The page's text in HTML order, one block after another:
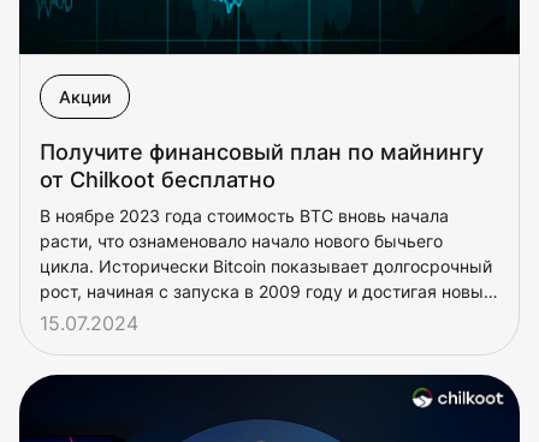
Акции
Получите финансовый план по майнингу
от Chilkoot бесплатно
В ноябре 2023 года стоимость BTC вновь начала
расти, что ознаменовало начало нового бычьего
цикла. Исторически Bitcoin показывает долгосрочный
рост, начиная с запуска в 2009 году и достигая новых
вершин на протяжении каждого бычьего цикла.
15.07.2024